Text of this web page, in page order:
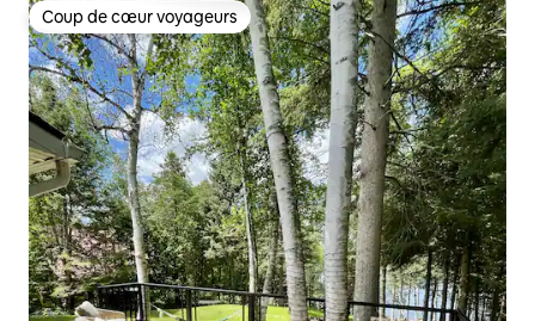
Coup de cœur voyageurs
Coup de cœur voyageurs